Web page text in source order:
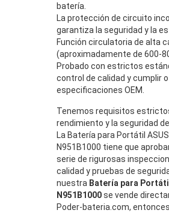
batería.
La protección de circuito
garantiza la seguridad y la
Función circulatoria de alta
(aproximadamente de 600-
Probado con estrictos
control de calidad y cumplir
especificaciones OEM.
Tenemos requisitos
rendimiento y la seguridad
La Batería para Portátil
N951B1000 tiene que
serie de rigurosas
calidad y pruebas de
nuestra Batería para
N951B1000se vende
Poder-bateria.com,